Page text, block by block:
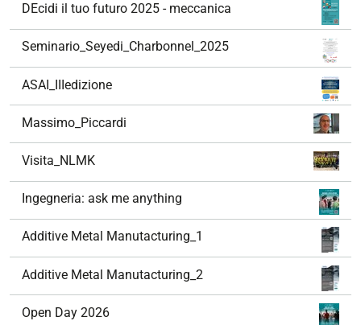
DEcidi il tuo futuro 2025 - meccanica
Seminario_Seyedi_Charbonnel_2025
ASAI_IIIedizione
Massimo_Piccardi
Visita_NLMK
Ingegneria: ask me anything
Additive Metal Manutacturing_1
Additive Metal Manutacturing_2
Open Day 2026